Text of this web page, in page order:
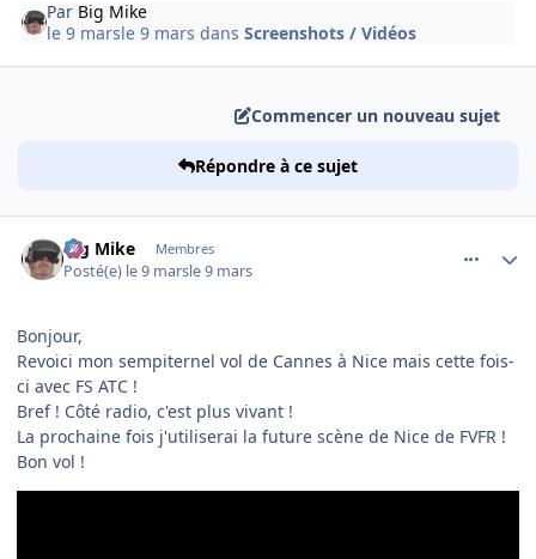
Par Big Mike
le 9 marsle 9 mars dansScreenshots / Vidéos
Commencer un nouveau sujet
Répondre à ce sujet
Big Mike Membres
Posté(e) le 9 marsle 9 mars
Bonjour,
Revoici mon sempiternel vol de Cannes à Nice mais cette fois-
ci avec FS ATC !
Bref ! Côté radio, c'est plus vivant !
La prochaine fois j'utiliserai la future scène de Nice de FVFR !
Bon vol !